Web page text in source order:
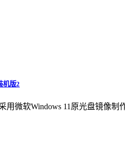
机版2
用微软Windows 11原光盘镜像